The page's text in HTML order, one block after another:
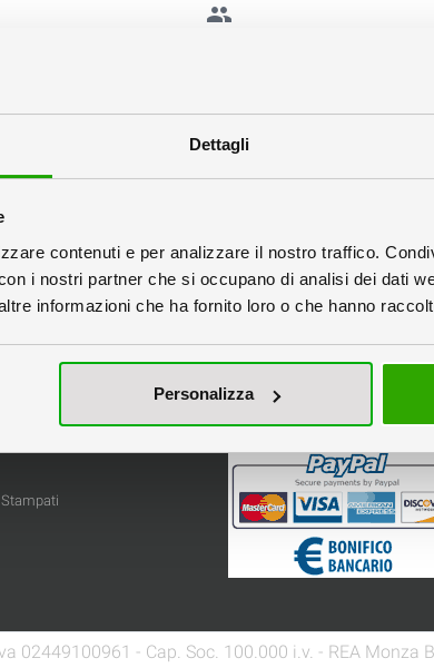
Dettagli
contenuti e per analizzare il nostro traffico.
i nostri partner che si occupano di analisi dei dati
informazioni che ha fornito loro o che hanno
Personalizza
people
Domande Frequenti
02449100961 - Cap. Soc. 100.000 i.v. - REA Monza